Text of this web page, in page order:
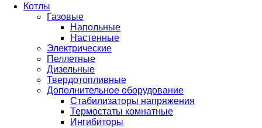
Котлы
Газовые
Напольные
Настенные
Электрические
Пеллетные
Дизельные
Твердотопливные
Дополнительное оборудование
Стабилизаторы напряжения
Термостаты комнатные
Ингибиторы